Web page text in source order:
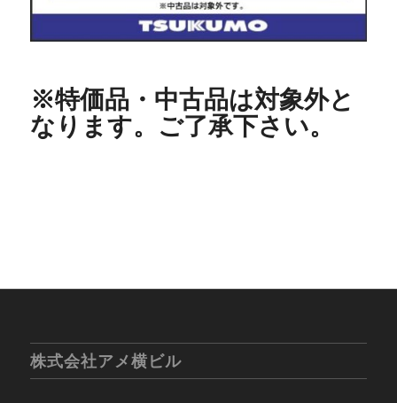
※特価品・中古品は対象外と
なります。ご了承下さい。
株式会社アメ横ビル